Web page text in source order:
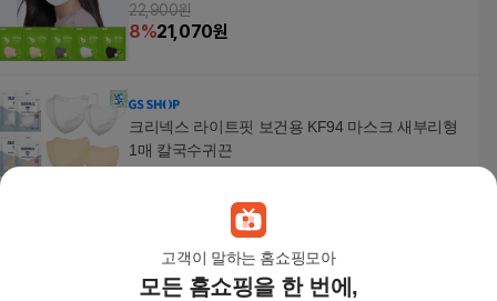
고객이 말하는 홈쇼핑모아
모든 홈쇼핑을 한 번에,
22,900원
8%21,070원
크리넥스 라이트핏 보건용 KF94 마스크 새부리형
1매 칼국수귀끈
새부리형 KF94 여름용 컬러 마스크 화이트(대형) 1